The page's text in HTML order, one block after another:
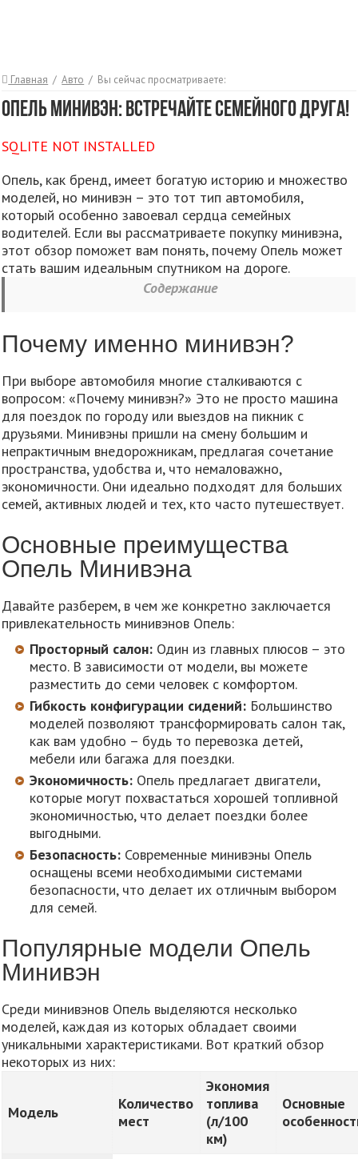
Главная / Авто / Вы сейчас просматриваете:
Опель Минивэн: Встречайте Семейного Друга!
SQLITE NOT INSTALLED
Опель, как бренд, имеет богатую историю и множество
моделей, но минивэн – это тот тип автомобиля,
который особенно завоевал сердца семейных
водителей. Если вы рассматриваете покупку минивэна,
этот обзор поможет вам понять, почему Опель может
стать вашим идеальным спутником на дороге.
Содержание
Почему именно минивэн?
При выборе автомобиля многие сталкиваются с
вопросом: «Почему минивэн?» Это не просто машина
для поездок по городу или выездов на пикник с
друзьями. Минивэны пришли на смену большим и
непрактичным внедорожникам, предлагая сочетание
пространства, удобства и, что немаловажно,
экономичности. Они идеально подходят для больших
семей, активных людей и тех, кто часто путешествует.
Основные преимущества
Опель Минивэна
Давайте разберем, в чем же конкретно заключается
привлекательность минивэнов Опель:
Просторный салон: Один из главных плюсов – это
место. В зависимости от модели, вы можете
разместить до семи человек с комфортом.
Гибкость конфигурации сидений: Большинство
моделей позволяют трансформировать салон так,
как вам удобно – будь то перевозка детей,
мебели или багажа для поездки.
Экономичность: Опель предлагает двигатели,
которые могут похвастаться хорошей топливной
экономичностью, что делает поездки более
выгодными.
Безопасность: Современные минивэны Опель
оснащены всеми необходимыми системами
безопасности, что делает их отличным выбором
для семей.
Популярные модели Опель
Минивэн
Среди минивэнов Опель выделяются несколько
моделей, каждая из которых обладает своими
уникальными характеристиками. Вот краткий обзор
некоторых из них:
Модель
Количество
мест
Экономия
топлива
(л/100
км)
Основные